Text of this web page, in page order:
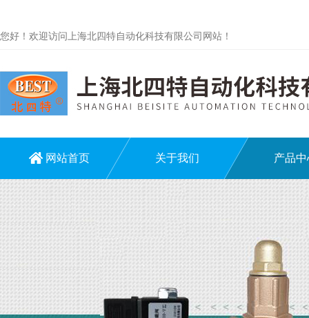
您好！欢迎访问上海北四特自动化科技有限公司网站！
网站首页 关于我们 产品中